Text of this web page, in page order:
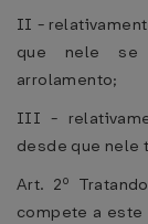
II -
que nele se
arrolamento;
III -
desde que nele
Art. 2º
compete a este